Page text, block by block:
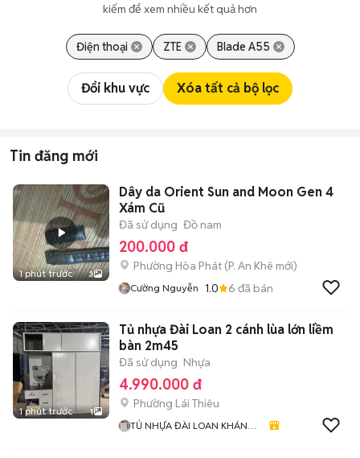
kiếm để xem nhiều kết quả hơn
Điện thoại ZTE Blade A55
Đổi khu vực Xóa tất cả bộ lọc
Tin đăng mới
1 phút trước 3
Dây da Orient Sun and Moon Gen 4
Xám Cũ
Đã sử dụng Đồ nam
200.000 đ
Phường Hòa Phát (P. An Khê mới)
Cường Nguyễn 1.0 6 đã bán
1 phút trước 1
Tủ nhựa Đài Loan 2 cánh lùa lớn liềm
bàn 2m45
Đã sử dụng Nhựa
4.990.000 đ
Phường Lái Thiêu
TỦ NHỰA ĐÀI LOAN KHÁNH